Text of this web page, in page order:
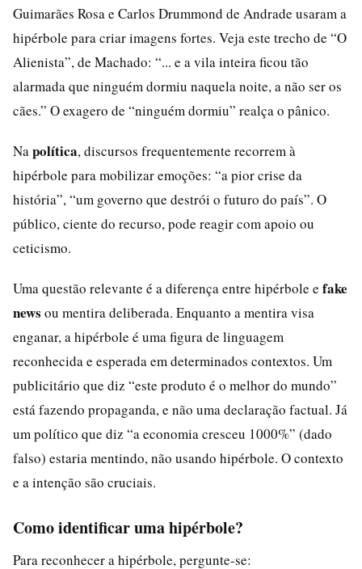
Guimarães Rosa e Carlos Drummond de Andrade usaram a
hipérbole para criar imagens fortes. Veja este trecho de “O
Alienista”, de Machado: “... e a vila inteira ficou tão
alarmada que ninguém dormiu naquela noite, a não ser os
cães.” O exagero de “ninguém dormiu” realça o pânico.
Na política, discursos frequentemente recorrem à
hipérbole para mobilizar emoções: “a pior crise da
história”, “um governo que destrói o futuro do país”. O
público, ciente do recurso, pode reagir com apoio ou
ceticismo.
Uma questão relevante é a diferença entre hipérbole e fake
news ou mentira deliberada. Enquanto a mentira visa
enganar, a hipérbole é uma figura de linguagem
reconhecida e esperada em determinados contextos. Um
publicitário que diz “este produto é o melhor do mundo”
está fazendo propaganda, e não uma declaração factual. Já
um político que diz “a economia cresceu 1000%” (dado
falso) estaria mentindo, não usando hipérbole. O contexto
e a intenção são cruciais.
Como identificar uma hipérbole?
Para reconhecer a hipérbole, pergunte-se: